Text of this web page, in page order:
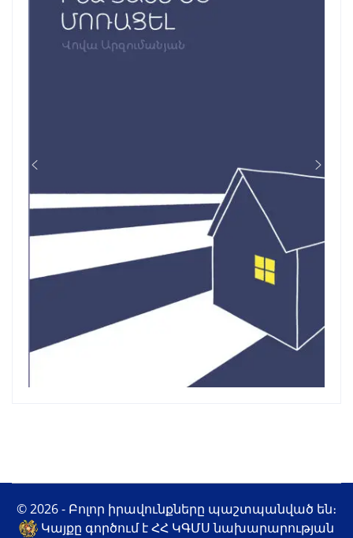
© 2026 - Բոլոր իրավունքները պաշտպանված են։
Կայքը գործում է ՀՀ ԿԳՄՍ նախարարության